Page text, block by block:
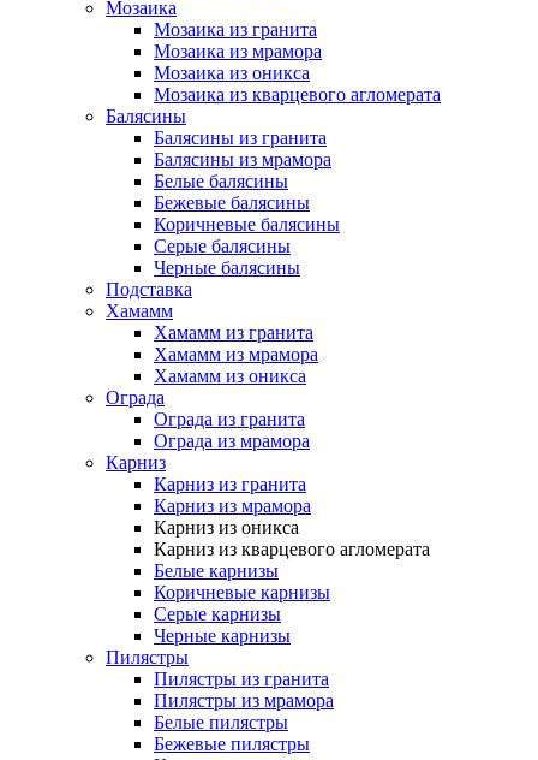
Мозаика
Мозаика из гранита
Мозаика из мрамора
Мозаика из оникса
Мозаика из кварцевого агломерата
Балясины
Балясины из гранита
Балясины из мрамора
Белые балясины
Бежевые балясины
Коричневые балясины
Серые балясины
Черные балясины
Подставка
Хамамм
Хамамм из гранита
Хамамм из мрамора
Хамамм из оникса
Ограда
Ограда из гранита
Ограда из мрамора
Карниз
Карниз из гранита
Карниз из мрамора
Карниз из оникса
Карниз из кварцевого агломерата
Белые карнизы
Коричневые карнизы
Серые карнизы
Черные карнизы
Пилястры
Пилястры из гранита
Пилястры из мрамора
Белые пилястры
Бежевые пилястры